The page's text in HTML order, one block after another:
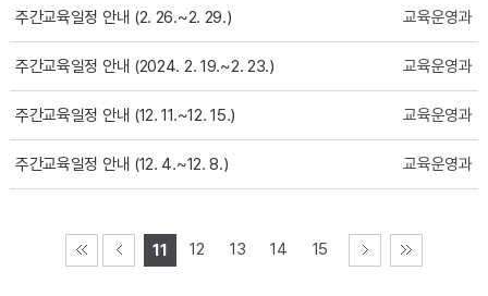
주간교육일정 안내 (2. 26.~2. 29.) 교육운영과
주간교육일정 안내 (2024. 2. 19.~2. 23.) 교육운영과
주간교육일정 안내 (12. 11.~12. 15.) 교육운영과
주간교육일정 안내 (12. 4.~12. 8.) 교육운영과
11 12 13 14 15